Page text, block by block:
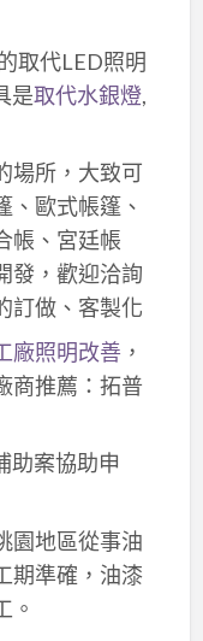
取代LED照明
是取代水銀燈,
場所，大致可
、歐式帳篷、
帳、宮廷帳
發，歡迎洽詢
訂做、客製化
廠照明改善，
商推薦：拓普
助案協助申
園地區從事油
期準確，油漆
。